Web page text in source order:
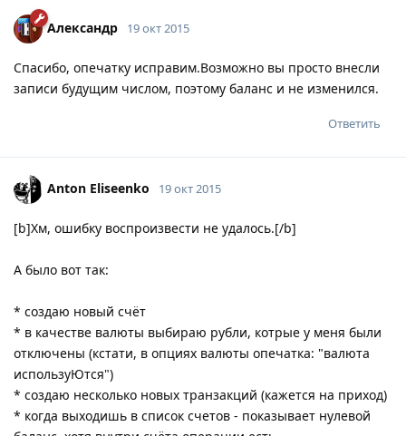
Александр 19 окт 2015
Спасибо, опечатку исправим.Возможно вы просто внесли
записи будущим числом, поэтому баланс и не изменился.
Ответить
Anton Eliseenko 19 окт 2015
[b]Хм, ошибку воспроизвести не удалось.[/b]
А было вот так:
* создаю новый счёт
* в качестве валюты выбираю рубли, котрые у меня были
отключены (кстати, в опциях валюты опечатка: "валюта
используЮтся")
* создаю несколько новых транзакций (кажется на приход)
* когда выходишь в список счетов - показывает нулевой